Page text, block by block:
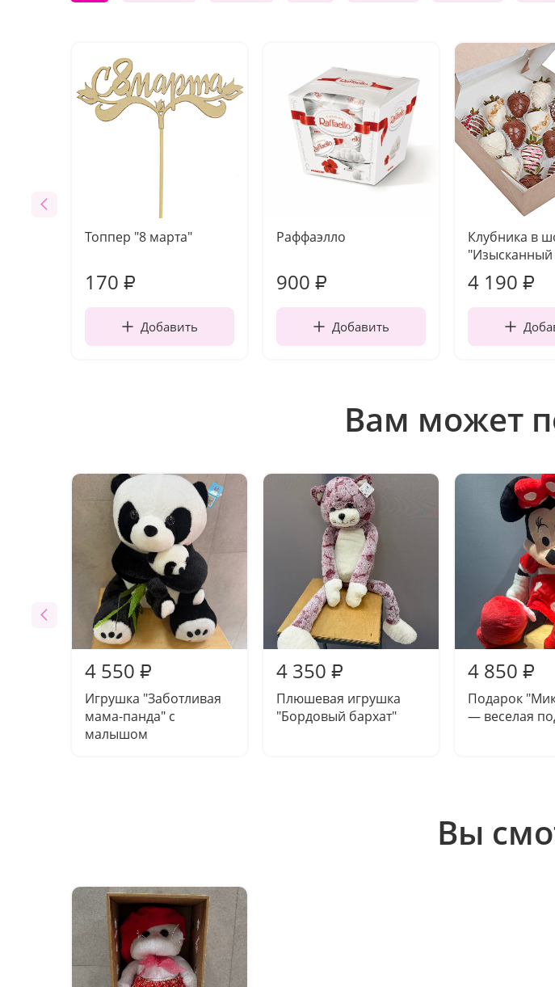
Топпер "8 марта"
170 ₽
Добавить
Раффаэлло
900 ₽
Добавить
Клубника в
"Изысканный
4 190 ₽
Вам может
4 550 ₽
Игрушка "Заботливая
мама-панда" с
малышом
4 350 ₽
Плюшевая игрушка
"Бордовый бархат"
4 850 ₽
Подарок
— веселая
Вы